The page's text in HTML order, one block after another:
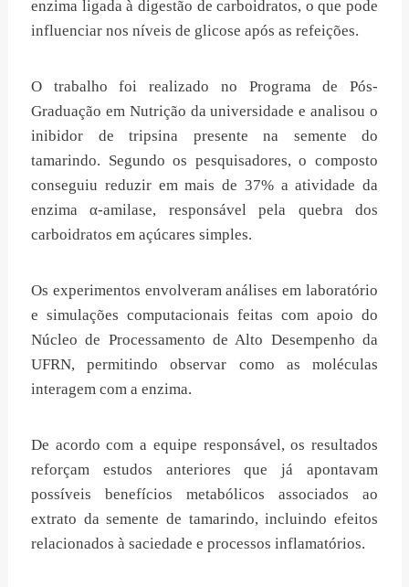
enzima ligada à digestão de carboidratos, o que pode
influenciar nos níveis de glicose após as refeições.
O trabalho foi realizado no Programa de Pós-
Graduação em Nutrição da universidade e analisou o
inibidor de tripsina presente na semente do
tamarindo. Segundo os pesquisadores, o composto
conseguiu reduzir em mais de 37% a atividade da
enzima α-amilase, responsável pela quebra dos
carboidratos em açúcares simples.
Os experimentos envolveram análises em laboratório
e simulações computacionais feitas com apoio do
Núcleo de Processamento de Alto Desempenho da
UFRN, permitindo observar como as moléculas
interagem com a enzima.
De acordo com a equipe responsável, os resultados
reforçam estudos anteriores que já apontavam
possíveis benefícios metabólicos associados ao
extrato da semente de tamarindo, incluindo efeitos
relacionados à saciedade e processos inflamatórios.